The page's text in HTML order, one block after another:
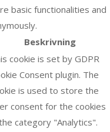
basic functionalities and
Beskrivning
cookie is set by GDPR
Consent plugin. The
is used to store the
consent for the cookies
category "Analytics".